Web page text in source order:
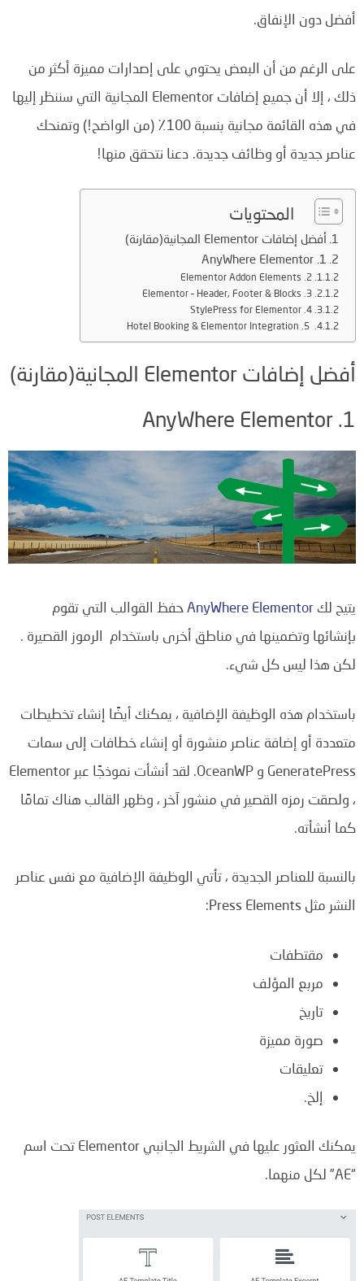
أفضل دون الإنفاق.
على الرغم من أن البعض يحتوي على إصدارات مميزة أكثر من
ذلك ، إلا أن جميع إضافات Elementor المجانية التي سننظر إليها
في هذه القائمة مجانية بنسبة 100٪ (من الواضح!) وتمنحك
عناصر جديدة أو وظائف جديدة. دعنا نتحقق منها!
المحتويات
أفضل إضافات Elementor المجانية(مقارنة)
1. AnyWhere Elementor
2. Elementor Addon Elements
3. Elementor – Header, Footer & Blocks
4. StylePress for Elementor
Hotel Booking & Elementor Integration .5
أفضل إضافات Elementor المجانية(مقارنة)
1. AnyWhere Elementor
يتيح لكAnyWhere Elementorحفظ القوالب التي تقوم
بإنشائها وتضمينها في مناطق أخرى باستخدام الرموز القصيرة .
لكن هذا ليس كل شيء.
باستخدام هذه الوظيفة الإضافية ، يمكنك أيضًا إنشاء تخطيطات
متعددة أو إضافة عناصر منشورة أو إنشاء خطافات إلى سمات
GeneratePress و OceanWP. لقد أنشأت نموذجًا عبر Elementor
، ولصقت رمزه القصير في منشور آخر ، وظهر القالب هناك تمامًا
كما أنشأته.
بالنسبة للعناصر الجديدة ، تأتي الوظيفة الإضافية مع نفس عناصر
النشر مثل Press Elements:
مقتطفات
مربع المؤلف
تاريخ
صورة مميزة
تعليقات
إلخ.
يمكنك العثور عليها في الشريط الجانبي Elementor تحت اسم
“AE” لكل منهما.